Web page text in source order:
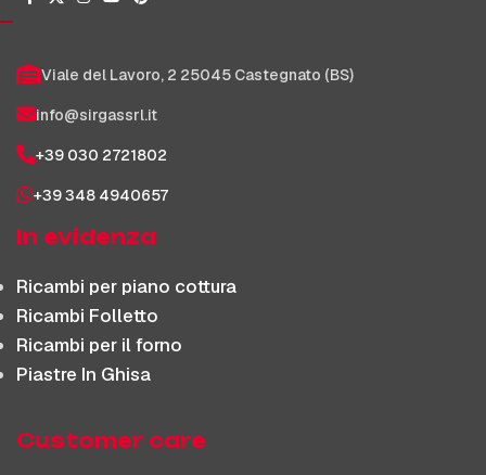
Viale del Lavoro, 2 25045 Castegnato (BS)
info@sirgassrl.it
+39 030 2721802
+39 348 4940657
In evidenza
Ricambi per piano cottura
Ricambi Folletto
Ricambi per il forno
Piastre In Ghisa
Customer care